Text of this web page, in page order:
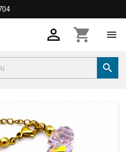
 shopping_cart 
